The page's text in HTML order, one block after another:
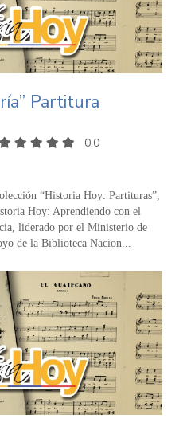
Partitura
0,0
“Historia Hoy: Partituras”,
Hoy: Aprendiendo con el
liderado por el Ministerio de
de la Biblioteca Nacion...